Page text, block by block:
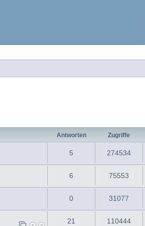
Antworten Zugriffe
5 274534
6 75553
0 31077
21 110444